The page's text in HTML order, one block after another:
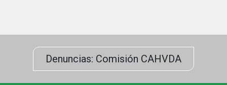
Denuncias: Comisión CAHVDA